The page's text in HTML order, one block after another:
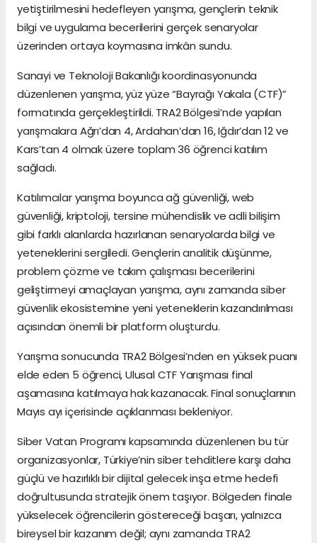
yetiştirilmesini hedefleyen yarışma, gençlerin teknik
bilgi ve uygulama becerilerini gerçek senaryolar
üzerinden ortaya koymasına imkân sundu.
Sanayi ve Teknoloji Bakanlığı koordinasyonunda
düzenlenen yarışma, yüz yüze “Bayrağı Yakala (CTF)”
formatında gerçekleştirildi. TRA2 Bölgesi’nde yapılan
yarışmalara Ağrı’dan 4, Ardahan’dan 16, Iğdır’dan 12 ve
Kars’tan 4 olmak üzere toplam 36 öğrenci katılım
sağladı.
Katılımcılar yarışma boyunca ağ güvenliği, web
güvenliği, kriptoloji, tersine mühendislik ve adli bilişim
gibi farklı alanlarda hazırlanan senaryolarda bilgi ve
yeteneklerini sergiledi. Gençlerin analitik düşünme,
problem çözme ve takım çalışması becerilerini
geliştirmeyi amaçlayan yarışma, aynı zamanda siber
güvenlik ekosistemine yeni yeteneklerin kazandırılması
açısından önemli bir platform oluşturdu.
Yarışma sonucunda TRA2 Bölgesi’nden en yüksek puanı
elde eden 5 öğrenci, Ulusal CTF Yarışması final
aşamasına katılmaya hak kazanacak. Final sonuçlarının
Mayıs ayı içerisinde açıklanması bekleniyor.
Siber Vatan Programı kapsamında düzenlenen bu tür
organizasyonlar, Türkiye’nin siber tehditlere karşı daha
güçlü ve hazırlıklı bir dijital gelecek inşa etme hedefi
doğrultusunda stratejik önem taşıyor. Bölgeden finale
yükselecek öğrencilerin göstereceği başarı, yalnızca
bireysel bir kazanım değil; aynı zamanda TRA2